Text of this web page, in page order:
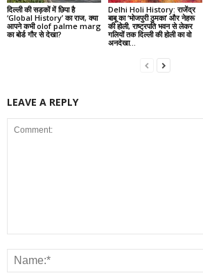
दिल्ली की सड़कों में छिपा है
‘Global History’ का राज, क्या
आपने कभी olof palme marg
का बोर्ड गौर से देखा?
Delhi Holi History: राजेंद्र
बाबू का ‘भोजपुरी ठुमका’ और नेहरू
की होली, राष्ट्रपति भवन से लेकर
गलियों तक दिल्ली की होली का वो
अनदेखा...
LEAVE A REPLY